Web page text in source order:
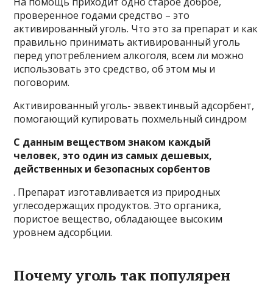
проверенное годами средство – это
активированный уголь. Что это за препарат и как
правильно принимать активированный уголь
перед употреблением алкоголя, всем ли можно
использовать это средство, об этом мы и
поговорим.
Активированный уголь- эввектинвый адсорбент,
помогающий купировать похмельный синдром
С данным веществом знаком каждый
человек, это один из самых дешевых,
действенных и безопасных сорбентов
. Препарат изготавливается из природных
углесодержащих продуктов. Это органика,
пористое вещество, обладающее высоким
уровнем адсорбции.
Почему уголь так популярен